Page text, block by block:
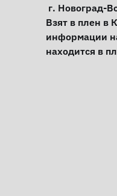
Примечания
Взят в плен в
информации
находится в